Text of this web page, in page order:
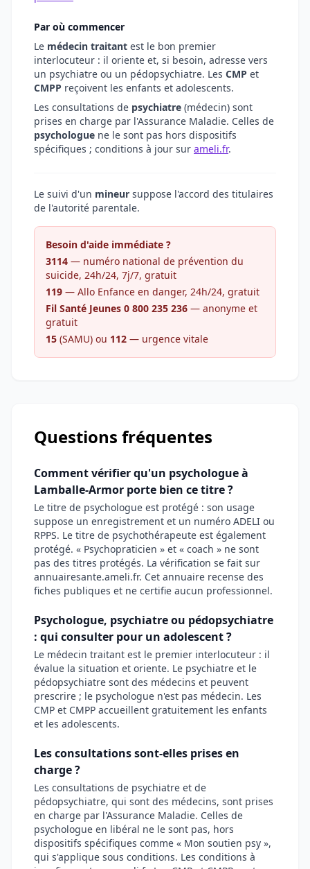
Par où commencer
Le médecin traitant est le bon premier
interlocuteur : il oriente et, si besoin, adresse vers
un psychiatre ou un pédopsychiatre. Les CMP et
CMPP reçoivent les enfants et adolescents.
Les consultations de psychiatre (médecin) sont
prises en charge par l'Assurance Maladie. Celles de
psychologue ne le sont pas hors dispositifs
spécifiques ; conditions à jour sur ameli.fr.
Le suivi d'un mineur suppose l'accord des titulaires
de l'autorité parentale.
Besoin d'aide immédiate ?
3114 — numéro national de prévention du
suicide, 24h/24, 7j/7, gratuit
119 — Allo Enfance en danger, 24h/24, gratuit
Fil Santé Jeunes 0 800 235 236 — anonyme et
gratuit
15 (SAMU) ou 112 — urgence vitale
Questions fréquentes
Comment vérifier qu'un psychologue à
Lamballe-Armor porte bien ce titre ?
Le titre de psychologue est protégé : son usage
suppose un enregistrement et un numéro ADELI ou
RPPS. Le titre de psychothérapeute est également
protégé. « Psychopraticien » et « coach » ne sont
pas des titres protégés. La vérification se fait sur
annuairesante.ameli.fr. Cet annuaire recense des
fiches publiques et ne certifie aucun professionnel.
Psychologue, psychiatre ou pédopsychiatre
: qui consulter pour un adolescent ?
Le médecin traitant est le premier interlocuteur : il
évalue la situation et oriente. Le psychiatre et le
pédopsychiatre sont des médecins et peuvent
prescrire ; le psychologue n'est pas médecin. Les
CMP et CMPP accueillent gratuitement les enfants
et les adolescents.
Les consultations sont-elles prises en
charge ?
Les consultations de psychiatre et de
pédopsychiatre, qui sont des médecins, sont prises
en charge par l'Assurance Maladie. Celles de
psychologue en libéral ne le sont pas, hors
dispositifs spécifiques comme « Mon soutien psy »,
qui s'applique sous conditions. Les conditions à